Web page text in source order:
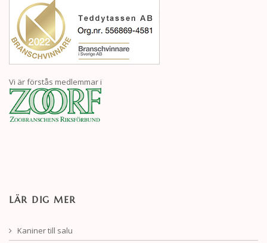
Vi är förstås medlemmar i
LÄR DIG MER
Kaniner till salu